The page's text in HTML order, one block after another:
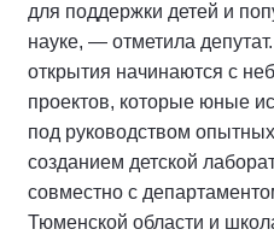
для поддержки детей и
науке, — отметила
открытия начинаются с
проектов, которые юные
под руководством
созданием детской
совместно с
Тюменской области и